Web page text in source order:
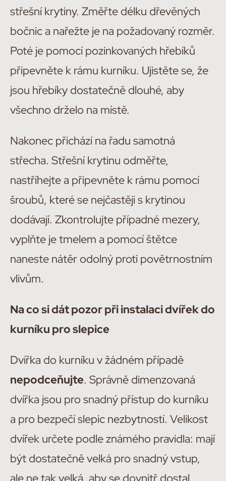
střešní krytiny. Změřte délku dřevěných
bočnic a nařežte je na požadovaný rozměr.
Poté je pomocí pozinkovaných hřebíků
připevněte k rámu kurníku. Ujistěte se, že
jsou hřebíky dostatečně dlouhé, aby
všechno drželo na místě.
Nakonec přichází na řadu samotná
střecha. Střešní krytinu odměřte,
nastříhejte a připevněte k rámu pomocí
šroubů, které se nejčastěji s krytinou
dodávají. Zkontrolujte případné mezery,
vyplňte je tmelem a pomocí štětce
naneste nátěr odolný proti povětrnostním
vlivům.
Na co si dát pozor při instalaci dvířek do
kurníku pro slepice
Dvířka do kurníku v žádném případě
nepodceňujte. Správně dimenzovaná
dvířka jsou pro snadný přístup do kurníku
a pro bezpečí slepic nezbytností. Velikost
dvířek určete podle známého pravidla: mají
být dostatečně velká pro snadný vstup,